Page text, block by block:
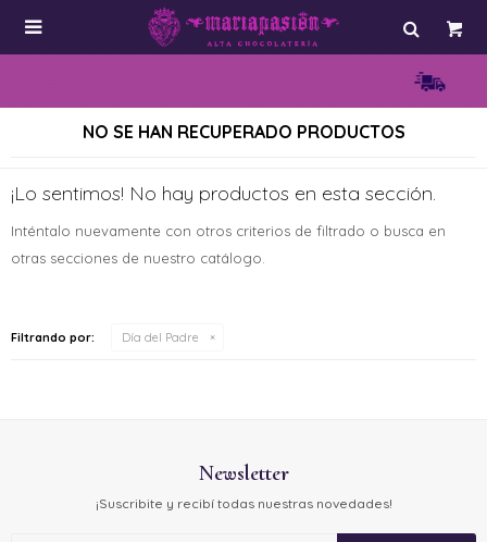

NO SE HAN RECUPERADO PRODUCTOS
¡Lo sentimos! No hay productos en esta sección.
Inténtalo nuevamente con otros criterios de filtrado o busca en
otras secciones de nuestro catálogo.
Filtrando por: Día del Padre
Newsletter
¡Suscribite y recibí todas nuestras novedades!